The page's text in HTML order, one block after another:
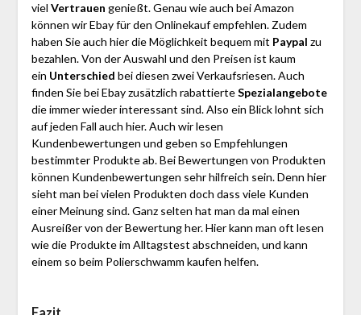
viel Vertrauen genießt. Genau wie auch bei Amazon
können wir Ebay für den Onlinekauf empfehlen. Zudem
haben Sie auch hier die Möglichkeit bequem mit Paypal zu
bezahlen. Von der Auswahl und den Preisen ist kaum
ein Unterschied bei diesen zwei Verkaufsriesen. Auch
finden Sie bei Ebay zusätzlich rabattierteSpezialangebote
die immer wieder interessant sind. Also ein Blick lohnt sich
auf jeden Fall auch hier. Auch wir lesen
Kundenbewertungen und geben so Empfehlungen
bestimmter Produkte ab. Bei Bewertungen von Produkten
können Kundenbewertungen sehr hilfreich sein. Denn hier
sieht man bei vielen Produkten doch dass viele Kunden
einer Meinung sind. Ganz selten hat man da mal einen
Ausreißer von der Bewertung her. Hier kann man oft lesen
wie die Produkte im Alltagstest abschneiden, und kann
einem so beim Polier­schwamm kaufen helfen.